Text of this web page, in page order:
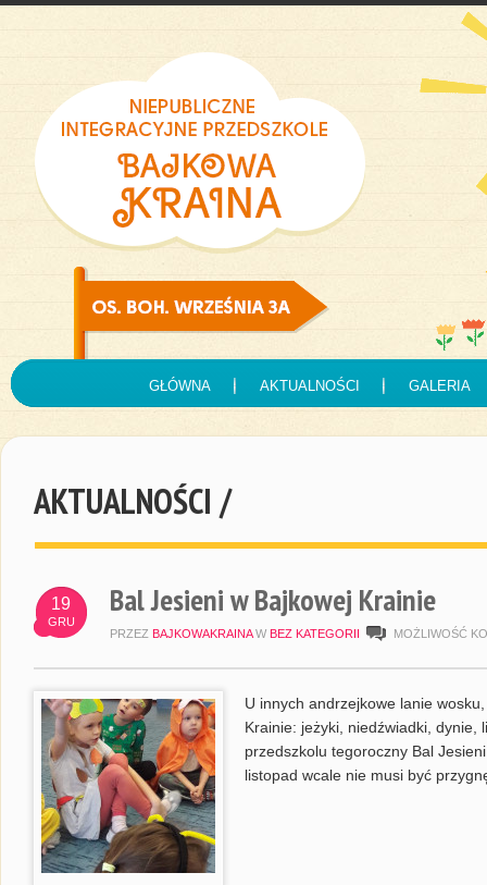
GŁÓWNA AKTUALNOŚCI GALERIA
AKTUALNOŚCI /
19
GRU
Bal Jesieni w Bajkowej Krainie
PRZEZ BAJKOWAKRAINA W BEZ KATEGORII MOŻLIWOŚĆ
U innych andrzejkowe lanie
Krainie: jeżyki, niedźwiadki, dynie,
przedszkolu tegoroczny Bal
listopad wcale nie musi być